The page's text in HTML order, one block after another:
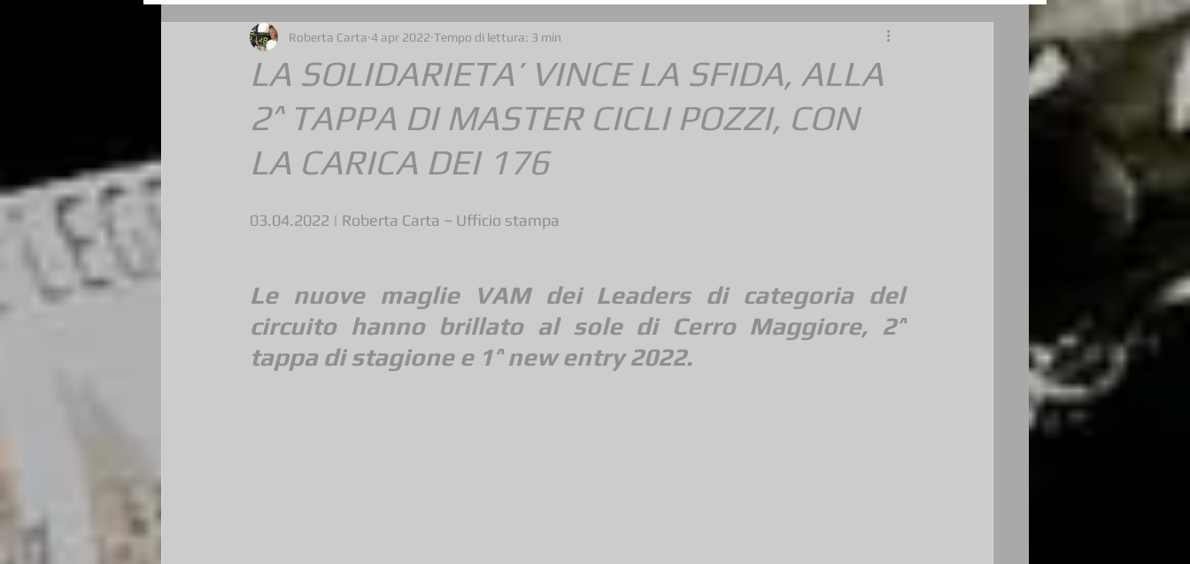
LA SOLIDARIETA’ VINCE LA SFIDA, ALLA
2^ TAPPA DI MASTER CICLI POZZI, CON
LA CARICA DEI 176
Roberta Carta 4 apr 2022 Tempo di lettura: 3 min
03.04.2022 | Roberta Carta – Ufficio stampa
Le nuove maglie VAM dei Leaders di categoria del
circuito hanno brillato al sole di Cerro Maggiore, 2^
tappa di stagione e 1^ new entry 2022.